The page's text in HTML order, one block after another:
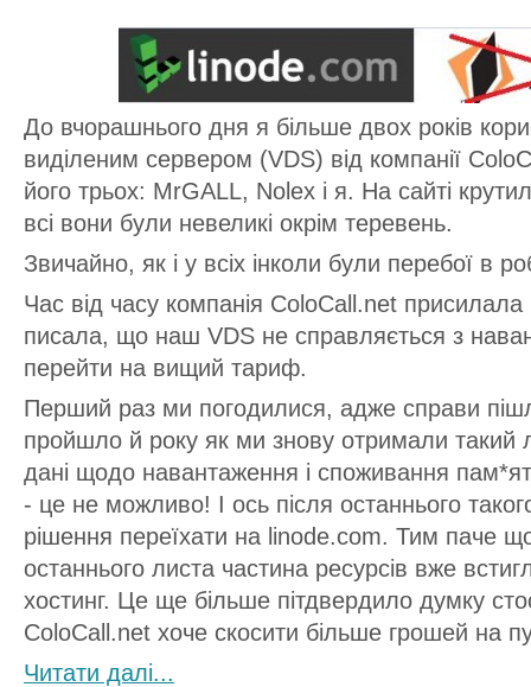
До вчорашнього дня я більше двох років
виділеним сервером (VDS) від компанії
його трьох: MrGALL, Nolex і я. На сайті
всі вони були невеликі окрім теревень.
Звичайно, як і у всіх інколи були перебої в
Час від часу компанія ColoCall.net
писала, що наш VDS не справляється з
перейти на вищий тариф.
Перший раз ми погодилися, адже справи
пройшло й року як ми знову отримали такий
дані щодо навантаження і споживання
- це не можливо! І ось після останнього
рішення переїхати на linode.com. Тим паче
останнього листа частина ресурсів вже
хостинг. Це ще більше пітдвердило думку
ColoCall.net хоче скосити більше грошей на
Читати далi...